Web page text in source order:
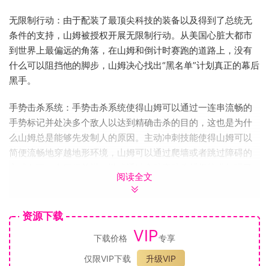
无限制行动：由于配装了最顶尖科技的装备以及得到了总统无
条件的支持，山姆被授权开展无限制行动。从美国心脏大都市
到世界上最偏远的角落，在山姆和倒计时赛跑的道路上，没有
什么可以阻挡他的脚步，山姆决心找出“黑名单”计划真正的幕后
黑手。
手势击杀系统：手势击杀系统使得山姆可以通过一连串流畅的
手势标记并处决多个敌人以达到精确击杀的目的，这也是为什
么山姆总是能够先发制人的原因。主动冲刺技能使得山姆可以
简便流畅地穿越地形环境，山姆可以通过爬墙或者跳过障碍的
令人兴奋的游戏性，带给您如电影般的享受。
终极技术：《黑名单》从系列本身进行创新，把创新点着眼于
那些小装备上。《细胞分裂》的著名装备有很多——从升级的
蛇形照相机器人到能帮助山姆进行事前侦察、远距离标记敌
人、转移敌人注意力或是引爆破片手雷的全新微型三翼无人
阅读全文
资源下载
下载价格 VIP专享
仅限VIP下载
升级VIP